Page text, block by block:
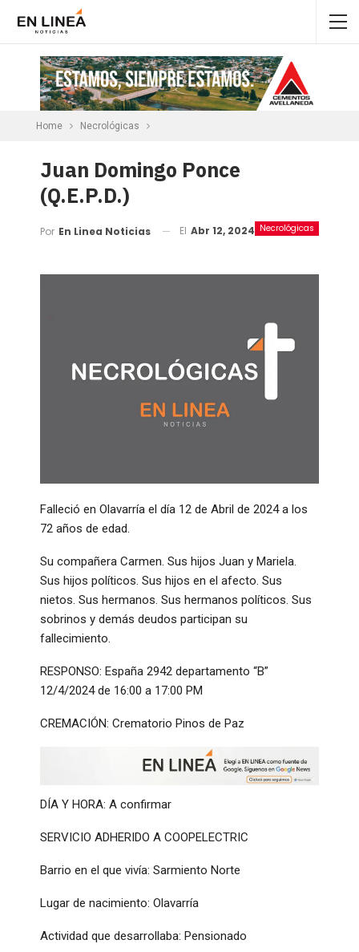
Home Necrológicas
Juan Domingo Ponce
(Q.E.P.D.)
Necrológicas
Por En Linea Noticias El Abr 12, 2024
Falleció en Olavarría el día 12 de Abril de 2024 a los
72 años de edad.
Su compañera Carmen. Sus hijos Juan y Mariela.
Sus hijos políticos. Sus hijos en el afecto. Sus
nietos. Sus hermanos. Sus hermanos políticos. Sus
sobrinos y demás deudos participan su
fallecimiento.
RESPONSO: España 2942 departamento “B”
12/4/2024 de 16:00 a 17:00 PM
CREMACIÓN: Crematorio Pinos de Paz
DÍA Y HORA: A confirmar
SERVICIO ADHERIDO A COOPELECTRIC
Barrio en el que vivía: Sarmiento Norte
Lugar de nacimiento: Olavarría
Actividad que desarrollaba: Pensionado